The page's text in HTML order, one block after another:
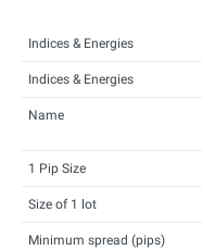
Indices & Energies
Indices & Energies
Name
1 Pip Size
Size of 1 lot
Minimum spread (pips)